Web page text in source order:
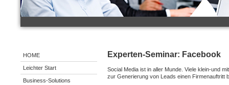
HOME
Leichter Start
Business-Solutions
Experten-Seminar: Facebook
Social Media ist in aller Munde. Viele klein-und
zur Generierung von Leads einen Firmenauftritt